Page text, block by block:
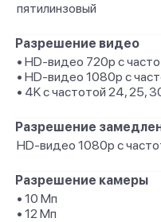
пятилинзовый
Разрешение видео
• HD-видео 720p с
• HD-видео 1080p с
• 4K с частотой 24, 25,
Разрешение
HD-видео 1080р с
Разрешение камеры
• 10 Мп
• 12 Мп